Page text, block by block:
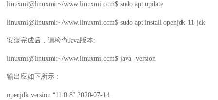
linuxmi@linuxmi:~/www.linuxmi.com$ sudo apt update
linuxmi@linuxmi:~/www.linuxmi.com$ sudo apt install openjdk-11-jdk
安装完成后，请检查Java版本:
linuxmi@linuxmi:~/www.linuxmi.com$ java -version
输出应如下所示：
openjdk version “11.0.8” 2020-07-14